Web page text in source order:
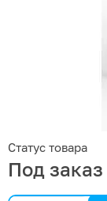
Статус товара
Под заказ